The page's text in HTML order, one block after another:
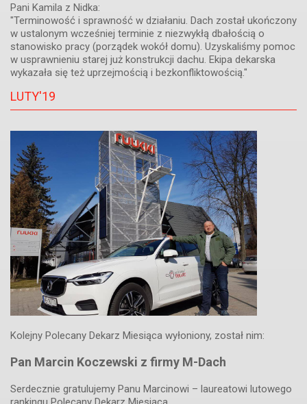
Pani Kamila z Nidka:
"Terminowość i sprawność w działaniu. Dach został ukończony
w ustalonym wcześniej terminie z niezwykłą dbałością o
stanowisko pracy (porządek wokół domu). Uzyskaliśmy pomoc
w usprawnieniu starej już konstrukcji dachu. Ekipa dekarska
wykazała się też uprzejmością i bezkonfliktowością."
LUTY'19
Kolejny Polecany Dekarz Miesiąca wyłoniony, został nim:
Pan Marcin Koczewski z firmy M-Dach
Serdecznie gratulujemy Panu Marcinowi – laureatowi lutowego